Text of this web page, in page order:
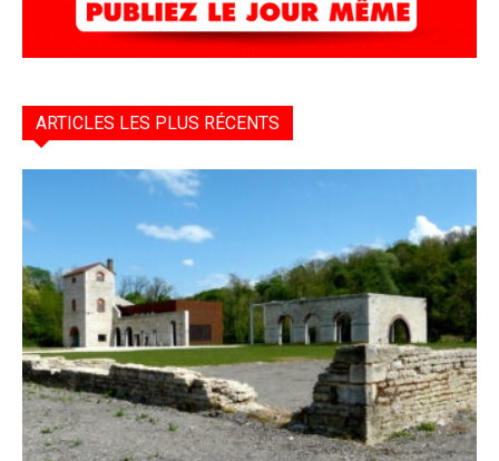
ARTICLES LES PLUS RÉCENTS